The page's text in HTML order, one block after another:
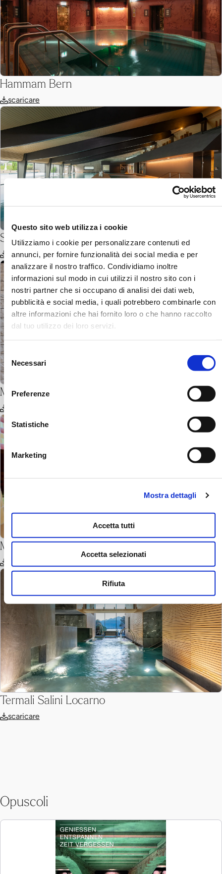
Questo sito web utilizza i cookie
Utilizziamo i cookie per personalizzare contenuti ed
annunci, per fornire funzionalità dei social media e per
analizzare il nostro traffico. Condividiamo inoltre
informazioni sul modo in cui utilizzi il nostro sito con i
nostri partner che si occupano di analisi dei dati web,
pubblicità e social media, i quali potrebbero combinarle con
altre informazioni che hai fornito loro o che hanno raccolto
dal tuo utilizzo dei loro servizi.
Selezione
del
consenso
Necessari
Preferenze
Statistiche
Marketing
Mostra dettagli
Accetta tutti
Accetta selezionati
Rifiuta
Hammam Bern
scaricare
Solbad Schönbühl
scaricare
Mineralbad Rigi
Mineralbad Samedan
Termali Salini Locarno
scaricare
Opuscoli